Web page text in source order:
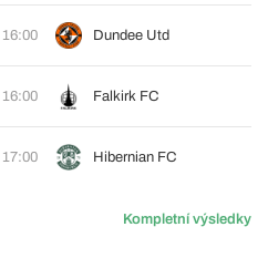
16:00 Dundee Utd
16:00 Falkirk FC
17:00 Hibernian FC
Kompletní výsledky